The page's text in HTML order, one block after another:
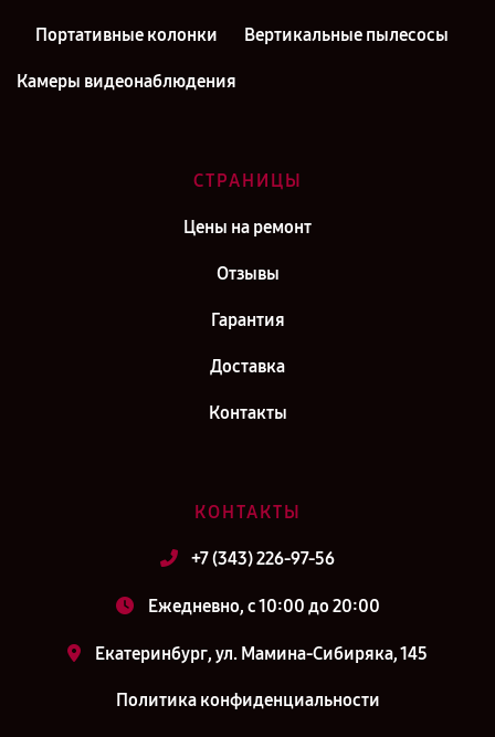
Портативные колонки Вертикальные пылесосы
Камеры видеонаблюдения
СТРАНИЦЫ
Цены на ремонт
Отзывы
Гарантия
Доставка
Контакты
КОНТАКТЫ
+7 (343) 226-97-56
Ежедневно, с 10:00 до 20:00
Екатеринбург, ул. Мамина-Сибиряка, 145
Политика конфиденциальности